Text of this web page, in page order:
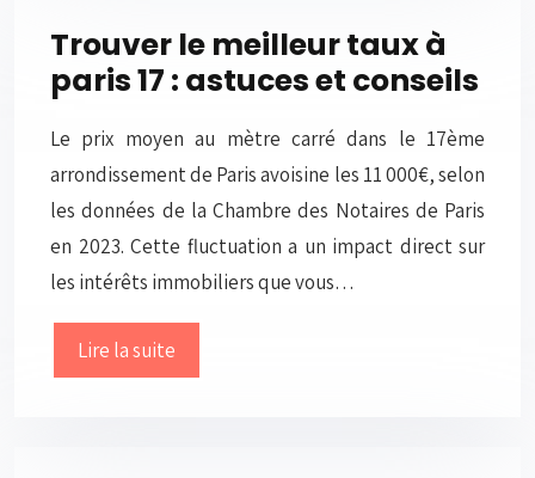
Trouver le meilleur taux à
paris 17 : astuces et conseils
Le prix moyen au mètre carré dans le 17ème
arrondissement de Paris avoisine les 11 000€, selon
les données de la Chambre des Notaires de Paris
en 2023. Cette fluctuation a un impact direct sur
les intérêts immobiliers que vous…
Lire la suite